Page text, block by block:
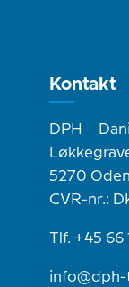
Kontakt
DPH –
5270
CVR-nr.:
Tlf. +45 66